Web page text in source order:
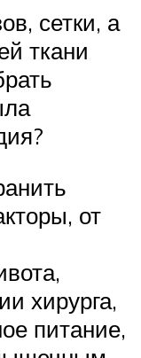
сетки, а
ткани
от
хирурга,
питание,